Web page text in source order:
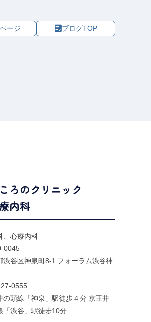
ージ ブログTOP
ろのクリニック
内科
、心療内科
0045
渋谷区神泉町8-1 フォーラム渋谷神
0555
の頭線「神泉」駅徒歩４分 京王井
「渋谷」駅徒歩10分